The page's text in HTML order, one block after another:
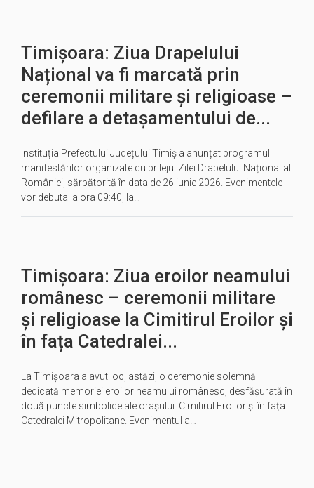
Timișoara: Ziua Drapelului
Național va fi marcată prin
ceremonii militare și religioase –
defilare a detașamentului de...
Instituția Prefectului Județului Timiș a anunțat programul
manifestărilor organizate cu prilejul Zilei Drapelului Național al
României, sărbătorită în data de 26 iunie 2026. Evenimentele
vor debuta la ora 09:40, la…
Timișoara: Ziua eroilor neamului
românesc – ceremonii militare
și religioase la Cimitirul Eroilor și
în fața Catedralei...
La Timișoara a avut loc, astăzi, o ceremonie solemnă
dedicată memoriei eroilor neamului românesc, desfășurată în
două puncte simbolice ale orașului: Cimitirul Eroilor și în fața
Catedralei Mitropolitane. Evenimentul a…